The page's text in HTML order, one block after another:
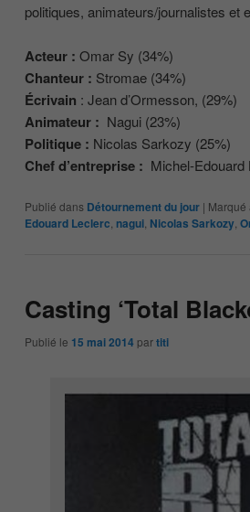
politiques, animateurs/journalistes et
Acteur : Omar Sy (34%)
Chanteur : Stromae (34%)
Écrivain : Jean d’Ormesson, (29%)
Animateur : Nagui (23%)
Politique : Nicolas Sarkozy (25%)
Chef d’entreprise : Michel-Edouard
Publié dans Détournement du jour | Marqué
Edouard Leclerc, nagui, Nicolas Sarkozy,
Casting ‘Total
Publié le 15 mai 2014 partiti